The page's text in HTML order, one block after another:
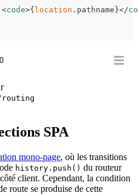
<code>{ location . pathname }</
SPA
mono-page, où les transitions
history.push() du routeur
client. Cependant, la condition
route se produise de cette